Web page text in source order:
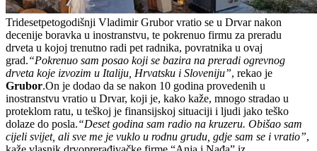
Tridesetpetogodišnji Vladimir Grubor vratio se u Drvar nakon
decenije boravka u inostranstvu, te pokrenuo firmu za preradu
drveta u kojoj trenutno radi pet radnika, povratnika u ovaj
grad.“Pokrenuo sam posao koji se bazira na preradi ogrevnog
drveta koje izvozim u Italiju, Hrvatsku i Sloveniju”, rekao je
Grubor.On je dodao da se nakon 10 godina provedenih u
inostranstvu vratio u Drvar, koji je, kako kaže, mnogo stradao u
proteklom ratu, u teškoj je finansijskoj situaciji i ljudi jako teško
dolaze do posla.“Deset godina sam radio na kruzeru. Obišao sam
cijeli svijet, ali sve me je vuklo u rodnu grudu, gdje sam se i vratio”,